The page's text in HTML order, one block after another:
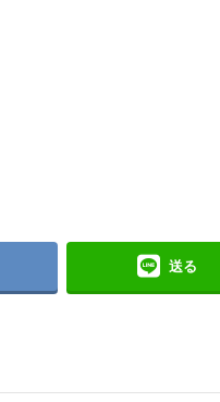
送る